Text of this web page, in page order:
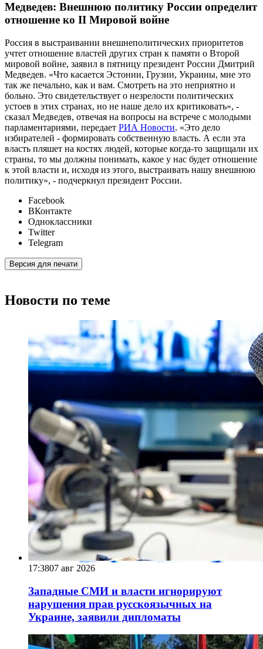
Медведев: Внешнюю политику России определит
отношение ко II Мировой войне
Россия в выстраивании внешнеполитических приоритетов
учтет отношение властей других стран к памяти о Второй
мировой войне, заявил в пятницу президент России Дмитрий
Медведев. «Что касается Эстонии, Грузии, Украины, мне это
так же печально, как и вам. Смотреть на это неприятно и
больно. Это свидетельствует о незрелости политических
устоев в этих странах, но не наше дело их критиковать», -
сказал Медведев, отвечая на вопросы на встрече с молодыми
парламентариями, передает РИА Новости. «Это дело
избирателей - формировать собственную власть. А если эта
власть пляшет на костях людей, которые когда-то защищали их
страны, то мы должны понимать, какое у нас будет отношение
к этой власти и, исходя из этого, выстраивать нашу внешнюю
политику», - подчеркнул президент России.
Facebook
ВКонтакте
Одноклассники
Twitter
Telegram
Версия для печати
Новости по теме
17:3807 авг 2026
Западные СМИ и власти игнорируют
нарушения прав русскоязычных на
Украине, заявили дипломаты